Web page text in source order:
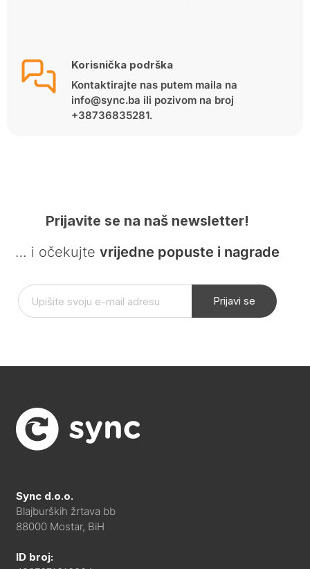
Korisnička podrška
Kontaktirajte nas putem maila na
info@sync.ba ili pozivom na broj
+38736835281.
Prijavite se na naš newsletter!
… i očekujte vrijedne popuste i nagrade
Prijavi se
Sync d.o.o.
Blajburških žrtava bb
88000 Mostar, BiH
ID broj: